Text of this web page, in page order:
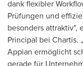
dank flexibler
Prüfungen und
besonders attraktiv",
Principal bei Chartis.
Appian ermöglicht
gerade für